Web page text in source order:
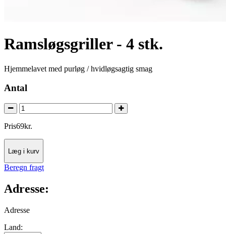
Ramsløgsgriller - 4 stk.
Hjemmelavet med purløg / hvidløgsagtig smag
Antal
Pris69kr.
Læg i kurv
Beregn fragt
Adresse:
Adresse
Land: